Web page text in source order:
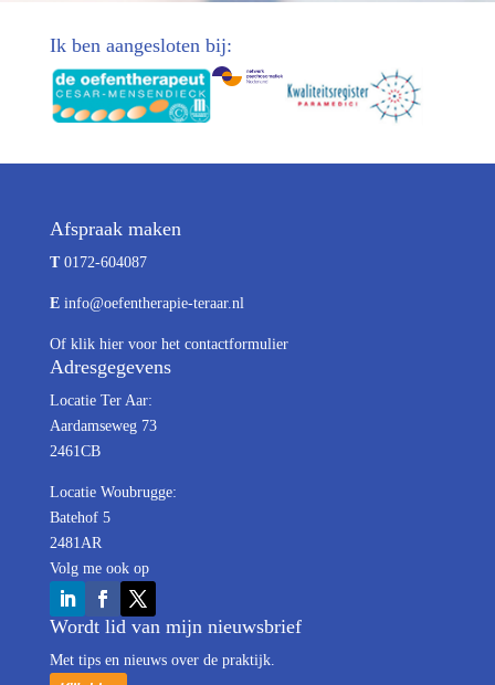
Ik ben aangesloten bij:
Afspraak maken
T0172-604087
E info@oefentherapie-teraar.nl
Of klik hier voor het contactformulier
Adresgegevens
Locatie Ter Aar:
Aardamseweg 73
2461CB
Locatie Woubrugge:
Batehof 5
2481AR
Volg me ook op
Wordt lid van mijn nieuwsbrief
Met tips en nieuws over de praktijk.